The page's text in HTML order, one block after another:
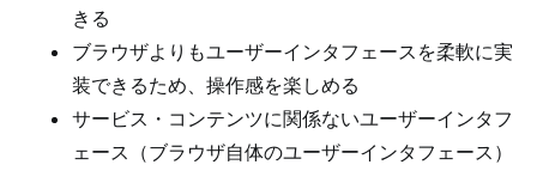
きる
ブラウザよりもユーザーインタフェースを柔軟に実
装できるため、操作感を楽しめる
サービス・コンテンツに関係ないユーザーインタフ
ェース（ブラウザ自体のユーザーインタフェース）